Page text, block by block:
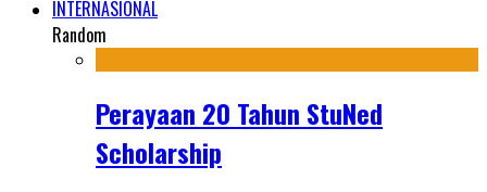
INTERNASIONAL
Random
Perayaan 20 Tahun StuNed
Scholarship